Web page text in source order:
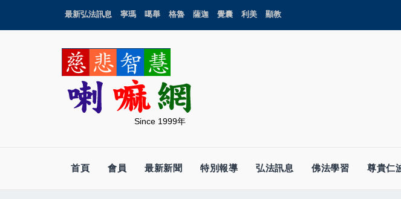
最新弘法訊息 寧瑪 噶舉 格魯 薩迦 覺囊 利美 顯教
Since 1999年
首頁 會員 最新新聞 特別報導 弘法訊息 佛法學習 尊貴仁